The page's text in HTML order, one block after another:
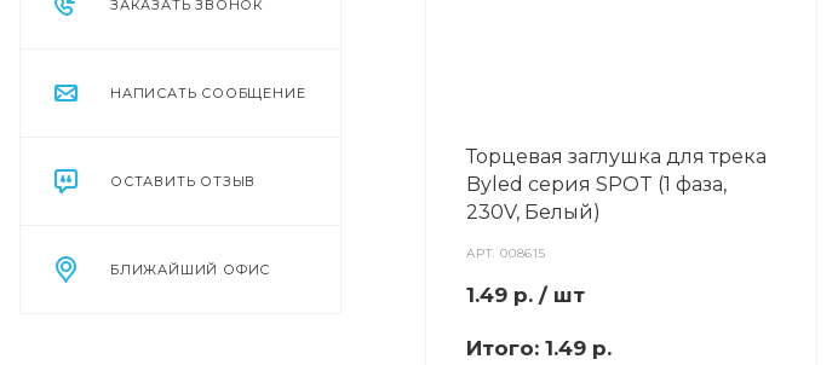
ЗАКАЗАТЬ ЗВОНОК
НАПИСАТЬ СООБЩЕНИЕ
ОСТАВИТЬ ОТЗЫВ
БЛИЖАЙШИЙ ОФИС
Торцевая заглушка для трека
Byled серия SPOT (1 фаза,
230V, Белый)
АРТ.008615
1.49 р. / шт
Итого: 1.49 р.